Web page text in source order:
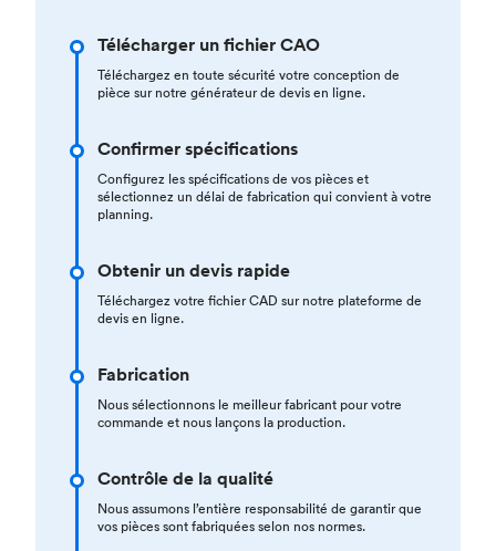
Télécharger un fichier CAO
Téléchargez en toute sécurité votre conception de
pièce sur notre générateur de devis en ligne.
Confirmer spécifications
Configurez les spécifications de vos pièces et
sélectionnez un délai de fabrication qui convient à votre
planning.
Obtenir un devis rapide
Téléchargez votre fichier CAD sur notre plateforme de
devis en ligne.
Fabrication
Nous sélectionnons le meilleur fabricant pour votre
commande et nous lançons la production.
Contrôle de la qualité
Nous assumons l’entière responsabilité de garantir que
vos pièces sont fabriquées selon nos normes.